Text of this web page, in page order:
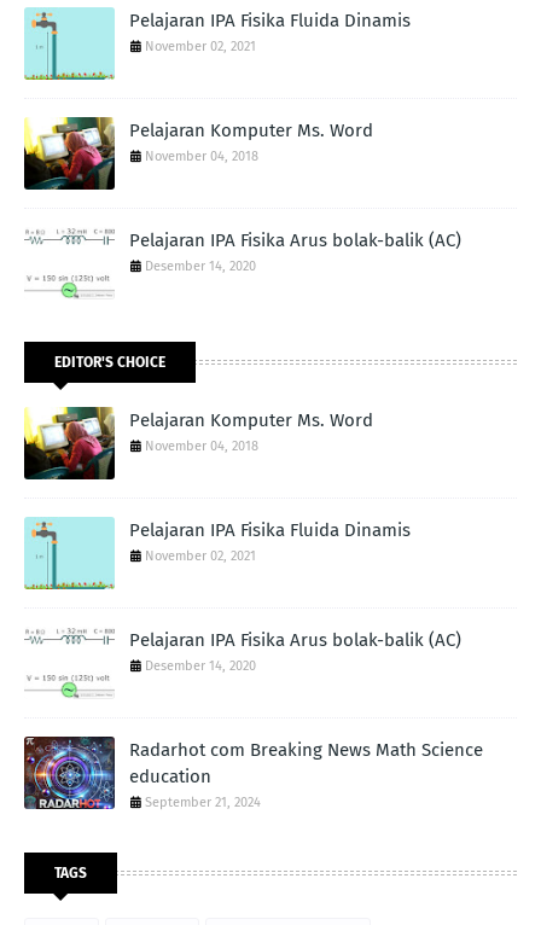
Pelajaran IPA Fisika Fluida Dinamis
November 02, 2021
Pelajaran Komputer Ms. Word
November 04, 2018
Pelajaran IPA Fisika Arus bolak-balik (AC)
Desember 14, 2020
EDITOR'S CHOICE
Pelajaran Komputer Ms. Word
November 04, 2018
Pelajaran IPA Fisika Fluida Dinamis
November 02, 2021
Pelajaran IPA Fisika Arus bolak-balik (AC)
Desember 14, 2020
Radarhot com Breaking News Math Science
education
September 21, 2024
TAGS